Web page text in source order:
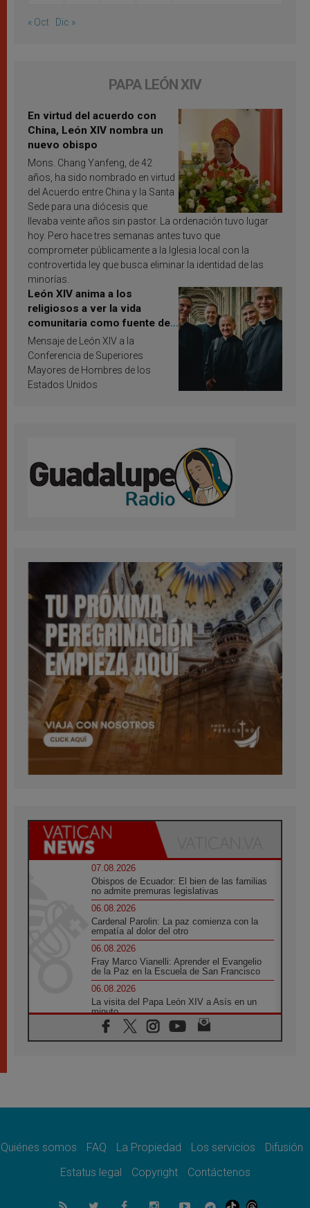
« Oct Dic »
PAPA LEÓN XIV
En virtud del acuerdo con
China, León XIV nombra un
nuevo obispo
Mons. Chang Yanfeng, de 42
años, ha sido nombrado en virtud
del Acuerdo entre China y la Santa
Sede para una diócesis que
llevaba veinte años sin pastor. La ordenación tuvo lugar
hoy. Pero hace tres semanas antes tuvo que
comprometer públicamente a la Iglesia local con la
controvertida ley que busca eliminar la identidad de las
minorías.
León XIV anima a los
religiosos a ver la vida
comunitaria como fuente de
inspiración y santificación
Mensaje de León XIV a la
Conferencia de Superiores
Mayores de Hombres de los
Estados Unidos
07.08.2026
Obispos de Ecuador: El bien de las familias
no admite premuras legislativas
06.08.2026
Cardenal Parolin: La paz comienza con la
empatía al dolor del otro
06.08.2026
Fray Marco Vianelli: Aprender el Evangelio
de la Paz en la Escuela de San Francisco
06.08.2026
La visita del Papa León XIV a Asís en un
minuto
06.08.2026
El agradecimiento de los jóvenes al Papa:
Comienzan "Diez Días Oración por la Paz"
Pizzaballa en Asís: los cristianos quieren
06.08.2026
Quiénes somos FAQ La Propiedad Los servicios
Difusión
Estatus legal
Copyright Contáctenos